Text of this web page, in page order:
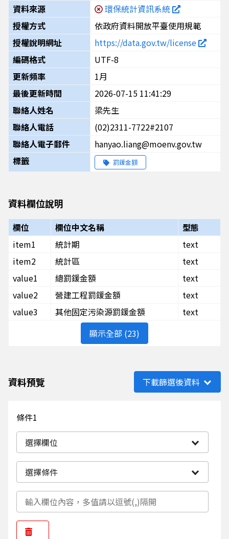
資料來源
環保統計資訊系統
授權方式
依政府資料開放平臺使用規範
授權說明網址
https://data.gov.tw/license
編碼格式
UTF-8
更新頻率
1月
最後更新時間
2026-07-15 11:41:29
聯絡人姓名
梁先生
聯絡人電話
(02)2311-7722#2107
聯絡人電子郵件
hanyao.liang@moenv.gov.tw
標籤
罰鍰金額
資料欄位說明
欄位 欄位中文名稱
型態
item1
統計期
text
item2
統計區
text
value1
總罰鍰金額
text
value2
營建工程罰鍰金額
text
value3
其他固定污染源罰鍰金額
text
顯示全部 (23)
資料預覽 下載篩選後資料
條件1
選擇欄位
選擇條件